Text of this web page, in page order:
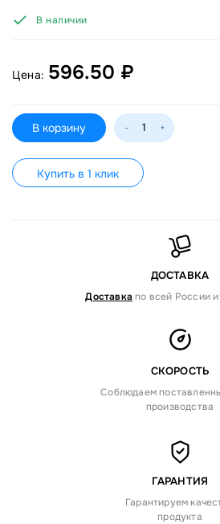
В наличии
Цена: 596.50 ₽
В корзину - +
Купить в 1 клик
ДОСТАВКА
Доставка по всей России
СКОРОСТЬ
Соблюдаем
производства
ГАРАНТИЯ
Гарантируем
продукта